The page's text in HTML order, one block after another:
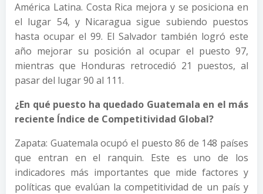
América Latina. Costa Rica mejora y se posiciona en
el lugar 54, y Nicaragua sigue subiendo puestos
hasta ocupar el 99. El Salvador también logró este
año mejorar su posición al ocupar el puesto 97,
mientras que Honduras retrocedió 21 puestos, al
pasar del lugar 90 al 111.
¿En qué puesto ha quedado Guatemala en el más
reciente Índice de Competitividad Global?
Zapata: Guatemala ocupó el puesto 86 de 148 países
que entran en el ranquin. Este es uno de los
indicadores más importantes que mide factores y
políticas que evalúan la competitividad de un país y